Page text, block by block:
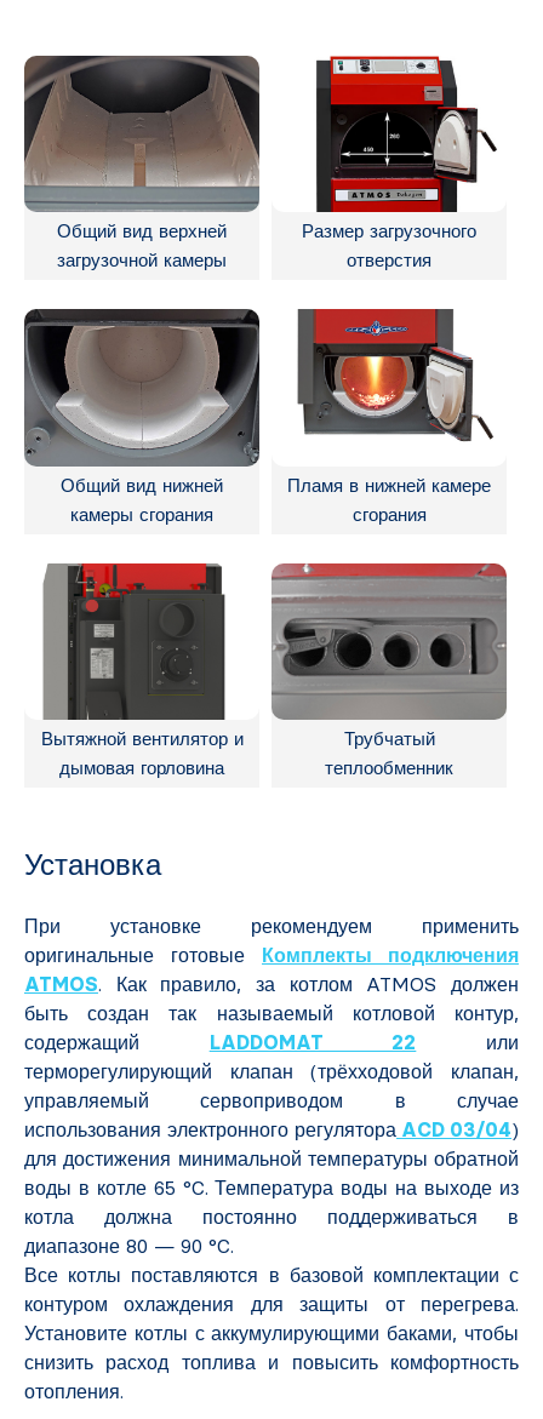
Общий вид верхней
загрузочной камеры
Размер загрузочного
отверстия
Общий вид нижней
камеры сгорания
Пламя в нижней камере
сгорания
Вытяжной вентилятор и
дымовая горловина
Трубчатый
теплообменник
Установка
При установке рекомендуем применить
оригинальные готовые Комплекты подключения
ATMOS. Как правило, за котлом ATMOS должен
быть создан так называемый котловой контур,
содержащий LADDOMAT 22 или
терморегулирующий клапан (трёхходовой клапан,
управляемый сервоприводом в случае
использования электронного регулятора ACD 03/04)
для достижения минимальной температуры обратной
воды в котле 65 °C. Температура воды на выходе из
котла должна постоянно поддерживаться в
диапазоне 80 — 90 °C.
Все котлы поставляются в базовой комплектации с
контуром охлаждения для защиты от перегрева.
Установите котлы с аккумулирующими баками, чтобы
снизить расход топлива и повысить комфортность
отопления.